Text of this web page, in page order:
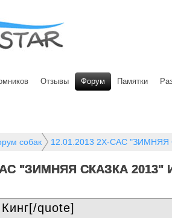
Отзывы Форум Памятки
собак 12.01.2013 2Х-САС
"ЗИМНЯЯ СКАЗКА